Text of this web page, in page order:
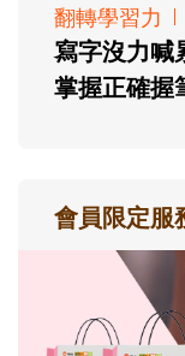
翻轉學習力
寫字沒力喊
掌握正確握
會員限定服